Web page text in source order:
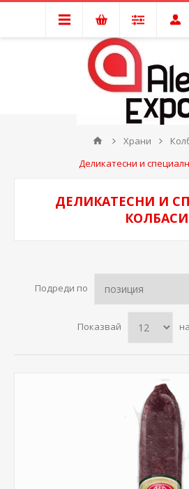
Храни
Деликатесни и
ДЕЛИКАТЕСНИ И
КОЛБАСИ
Подреди по
Показвай